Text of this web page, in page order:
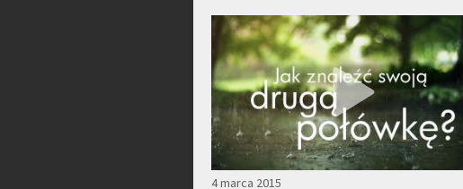
4 marca 2015